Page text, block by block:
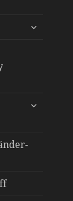
untermenü
untermenü